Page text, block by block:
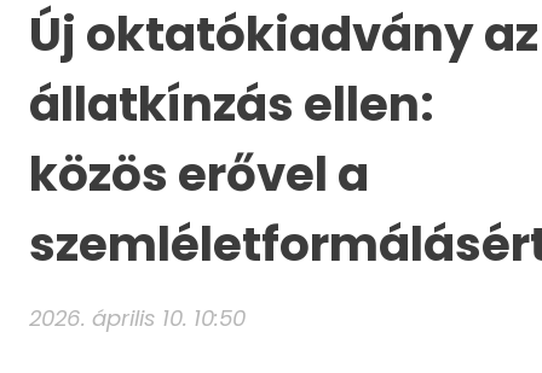
Új oktatókiadvány az
állatkínzás ellen:
közös erővel a
2026. április 10. 10:50